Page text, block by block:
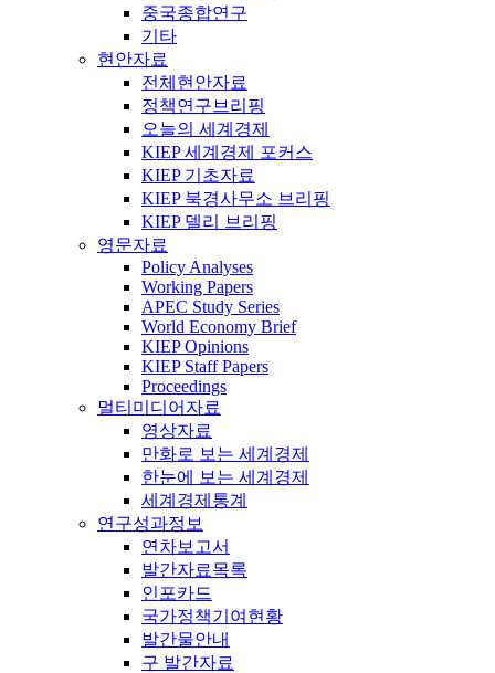
중국종합연구
기타
현안자료
전체현안자료
정책연구브리핑
오늘의 세계경제
KIEP 세계경제 포커스
KIEP 기초자료
KIEP 북경사무소 브리핑
KIEP 델리 브리핑
영문자료
Policy Analyses
Working Papers
APEC Study Series
World Economy Brief
KIEP Opinions
KIEP Staff Papers
Proceedings
멀티미디어자료
영상자료
만화로 보는 세계경제
한눈에 보는 세계경제
세계경제통계
연구성과정보
연차보고서
발간자료목록
인포카드
국가정책기여현황
발간물안내
구 발간자료